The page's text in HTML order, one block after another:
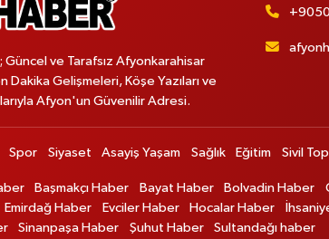
ve Tarafsız Afyonkarahisar
Dakika Gelişmeleri, Köşe Yazıları ve
Afyon'un Güvenilir Adresi.
Spor Siyaset Asayiş Yaşam Sağlık Eğitim Sivil
Başmakçı Haber Bayat Haber Bolvadin Haber
Emirdağ Haber Evciler Haber Hocalar Haber
Sinanpaşa Haber Şuhut Haber Sultandağı haber